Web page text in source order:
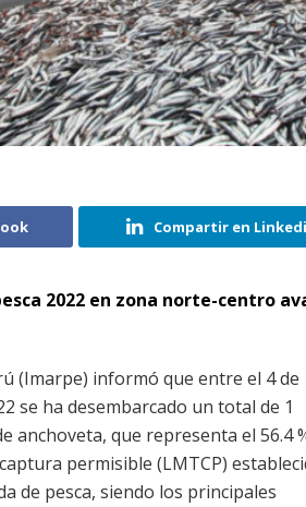
Compartir en
2022 en zona norte-centro
(Imarpe) informó que entre el 4 de
se ha desembarcado un total de 1
anchoveta, que representa el 56.4
permisible (LMTCP)
de pesca, siendo los principales